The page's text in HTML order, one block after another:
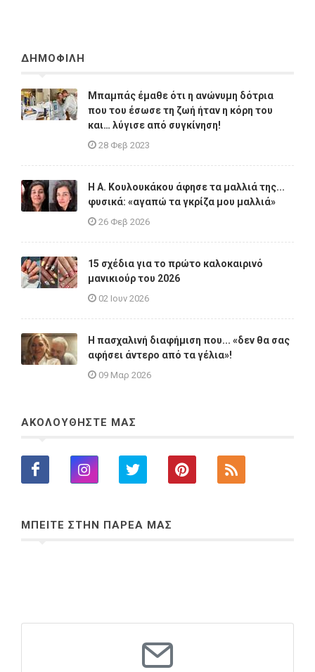
ΔΗΜΟΦΙΛΗ
Μπαμπάς έμαθε ότι η ανώνυμη δότρια
που του έσωσε τη ζωή ήταν η κόρη του
και… λύγισε από συγκίνηση!
28 Φεβ 2023
Η A. Κουλουκάκου άφησε τα μαλλιά της...
φυσικά: «αγαπώ τα γκρίζα μου μαλλιά»
26 Φεβ 2026
15 σχέδια για το πρώτο καλοκαιρινό
μανικιούρ του 2026
02 Ιουν 2026
Η πασχαλινή διαφήμιση που... «δεν θα σας
αφήσει άντερο από τα γέλια»!
09 Μαρ 2026
ΑΚΟΛΟΥΘΗΣΤΕ ΜΑΣ
ΜΠΕΙΤΕ ΣΤΗΝ ΠΑΡΕΑ ΜΑΣ